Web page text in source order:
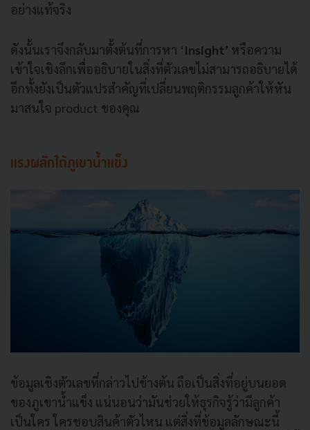
อย่างแท้จริง
ดังนั้นเราจึงกลับมาตั้งต้นที่การหา ‘Insight’ หรือความ
เข้าใจเชิงลึกเพื่ออธิบายในสิ่งที่ตัวเลขไม่สามารถอธิบายได้
อีกทั้งยังเป็นตัวแปรสำคัญที่เปลี่ยนพฤติกรรมลูกค้าให้หัน
มาสนใจ product ของคุณ
แรงผลักใต้ภูเขาน้ำแข็ง
ข้อมูลเชิงตัวเลขที่กล่าวไปข้างต้น ถือเป็นสิ่งที่อยู่บนยอด
ของภูเขาน้ำแข็ง แน่นอนว่ามันช่วยให้ธุรกิจรู้ว่ามีลูกค้า
เป็นใคร ใครชอบสินค้าตัวไหน แต่สิ่งที่ข้อมูลลักษณะนี้